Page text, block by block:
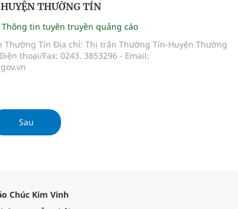
THƯỜNG TÍN
Thông tin tuyên truyền quảng cáo
Thường Tín Địa chỉ: Thị trấn Thường Tín-Huyện Thường
thoại/Fax: 0243. 3853296 - Email:
Sau
Chúc Kim Vinh